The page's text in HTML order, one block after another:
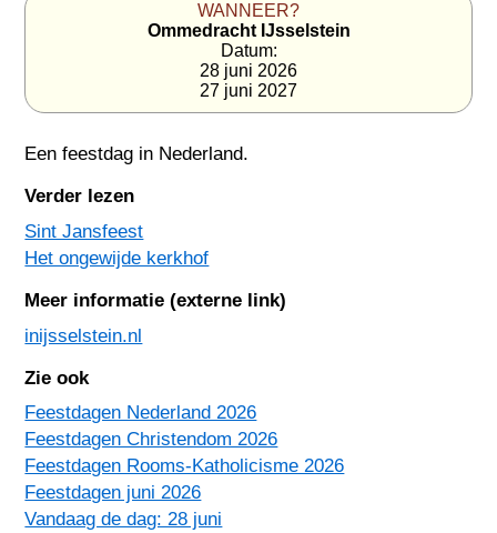
WANNEER?
Ommedracht IJsselstein
Datum:
28 juni 2026
27 juni 2027
Een feestdag in Nederland.
Verder lezen
Sint Jansfeest
Het ongewijde kerkhof
Meer informatie (externe link)
inijsselstein.nl
Zie ook
Feestdagen Nederland 2026
Feestdagen Christendom 2026
Feestdagen Rooms-Katholicisme 2026
Feestdagen juni 2026
Vandaag de dag: 28 juni